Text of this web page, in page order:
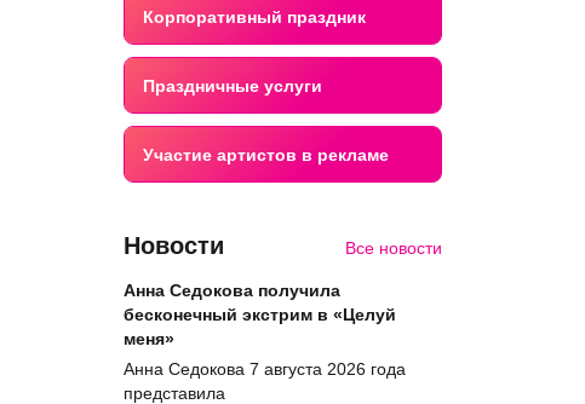
Корпоративный праздник
Праздничные услуги
Участие артистов в рекламе
Новости Все новости
Анна Седокова получила
бесконечный экстрим в «Целуй
меня»
Анна Седокова 7 августа 2026 года
представила